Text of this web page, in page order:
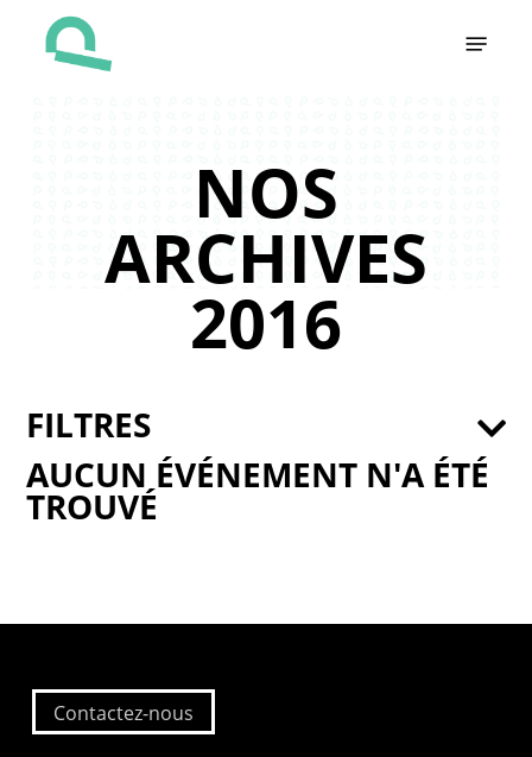
NOS
ARCHIVES
2016
AUCUN ÉVÉNEMENT N'A ÉTÉ
TROUVÉ
FILTRES
Contactez-nous